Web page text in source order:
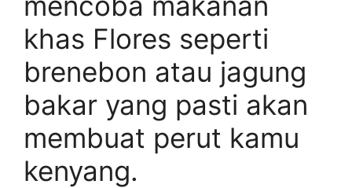
khas Flores seperti
brenebon atau jagung
bakar yang pasti akan
membuat perut kamu
kenyang.